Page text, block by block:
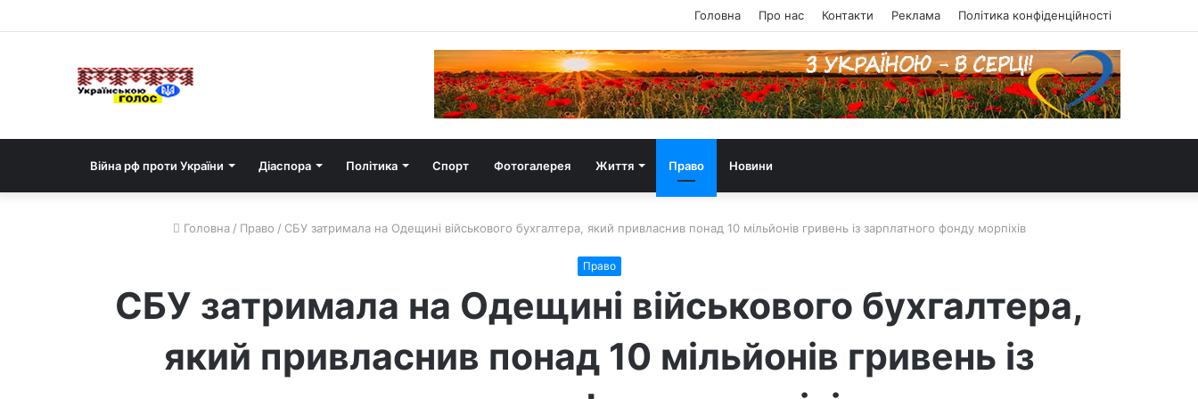
Головна Про нас Контакти Реклама Політика конфіденційності
Війна рф проти України Діаспора Політика Спорт Фотогалерея Життя Право Новини
Головна / Право / СБУ затримала на Одещині військового бухгалтера, який привласнив понад 10 мільйонів гривень із зарплатного фонду морпіхів
Право
СБУ затримала на Одещині військового бухгалтера,
який привласнив понад 10 мільйонів гривень із